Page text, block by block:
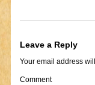
Leave a Reply
Your email address
Comment